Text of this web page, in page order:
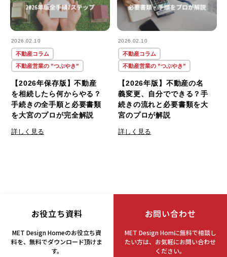
2026.02.10
不動産コラム
不動産営業の ”つぶやき”
【2026年保存版】不動産
を相続したら何からやる？
手続きの全手順と必要書類
を大宮のプロが完全解説
詳しく見る
2026.02.10
不動産コラム
不動産営業の ”つぶやき”
【2026年版】不動産の名
義変更、自分でできる？手
続きの流れと必要書類を大
宮のプロが解説
詳しく見る
お役立ち資料
MET Design Homeのお役立ち資
料を、 無料でダウンロード頂けま
す。
お問い合わせ
MET Design Homに無料で相談し
たい方は、 お気軽にお問い合わせ
ください。